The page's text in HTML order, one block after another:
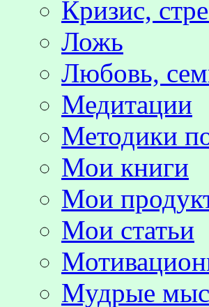
Кризис,
Ложь
Любовь,
Медитации
Методики
Мои книги
Мои
Мои статьи
Мудрые